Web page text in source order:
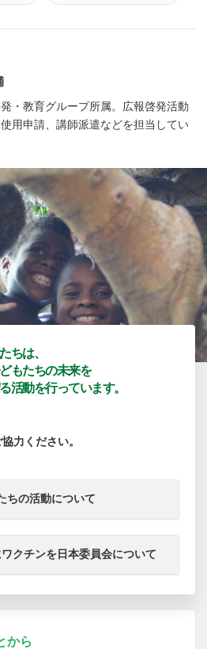
・教育グループ所属。広報啓発活動
用申請、講師派遣などを担当してい
ちは、
もたちの未来を
活動を行っています。
力ください。
ちの活動について
クチンを日本委員会について
から